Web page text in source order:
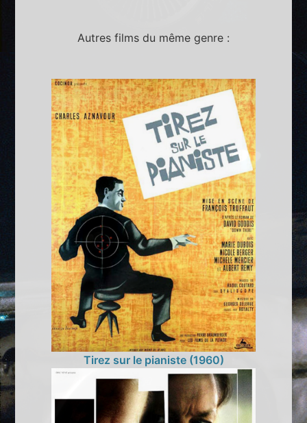
Autres films du même genre :
Tirez sur le pianiste (1960)